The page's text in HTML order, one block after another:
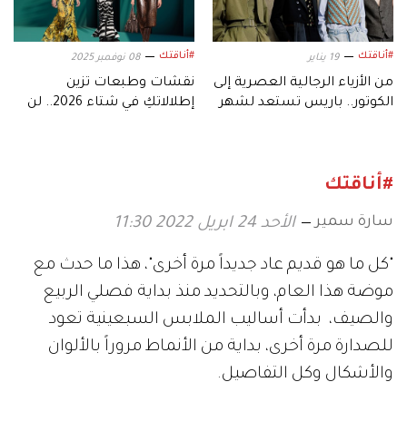
#أناقتك 19 يناير
‫من الأزياء الرجالية العصرية إلى
الكوتور.. باريس تستعد لشهر
#أناقتك 08 نوفمبر 2025
نقشات وطبعات تزين
إطلالاتكِ في شتاء 2026.. لن
#أناقتك
سارة سمير الأحد 24 ابريل 2022 11:30
"كل ما هو قديم عاد جديداً مرة أخرى"، هذا ما حدث مع
موضة هذا العام، وبالتحديد منذ بداية فصلي الربيع
والصيف، بدأت أساليب الملابس السبعينية تعود
للصدارة مرة أخرى، بداية من الأنماط مروراً بالألوان
والأشكال وكل التفاصيل.